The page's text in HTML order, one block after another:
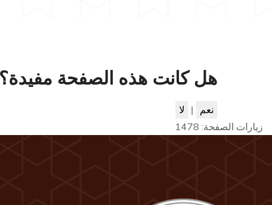
هل كانت هذه الصفحة
نعم | لا
زيارات الصفحة: 1478